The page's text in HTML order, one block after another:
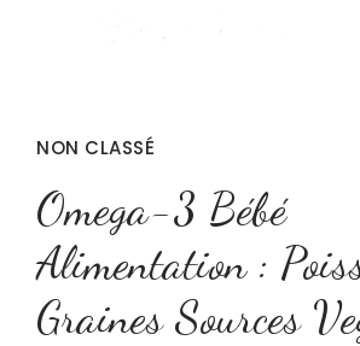
NON CLASSÉ
Omega-3 Bébé
Alimentation :
Graines Sources